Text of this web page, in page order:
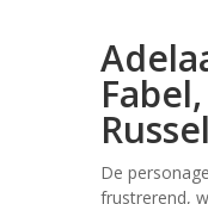
De
frustrerend,